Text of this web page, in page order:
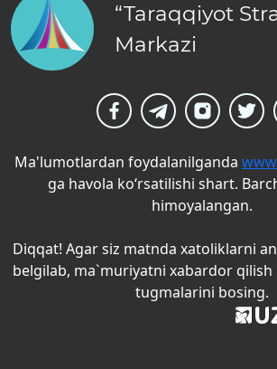
“Taraqqiyot
Markazi
Ma'lumotlardan foydalanilganda
ga havola ko‘rsatilishi shart.
himoyalangan.
Diqqat! Agar siz matnda xatoliklarni
belgilab, ma`muriyatni xabardor qilish
tugmalarini bosing.